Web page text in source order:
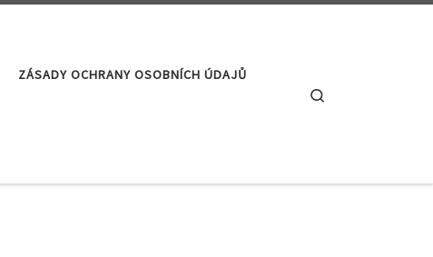
ZÁSADY OCHRANY OSOBNÍCH ÚDAJŮ